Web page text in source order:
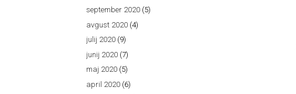
september 2020 (5)
avgust 2020 (4)
julij 2020 (9)
junij 2020 (7)
maj 2020 (5)
april 2020 (6)